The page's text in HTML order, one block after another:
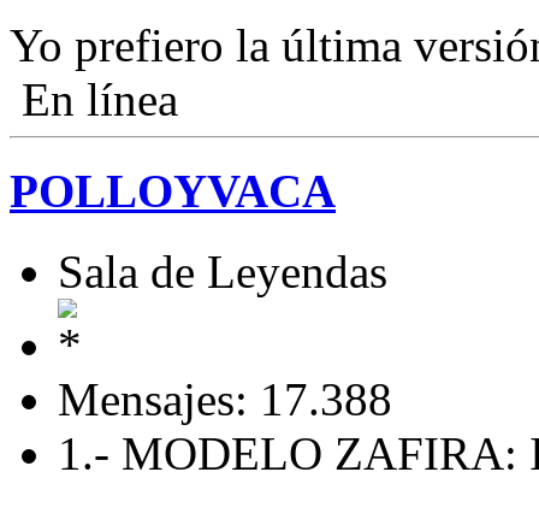
Yo prefiero la última
En línea
POLLOYVACA
Sala de Leyendas
Mensajes: 17.388
1.- MODELO ZAFIRA: